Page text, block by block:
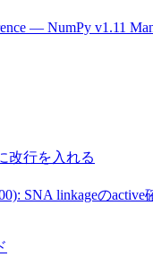
— NumPy v1.11
改行を入れる
SNA linkageの